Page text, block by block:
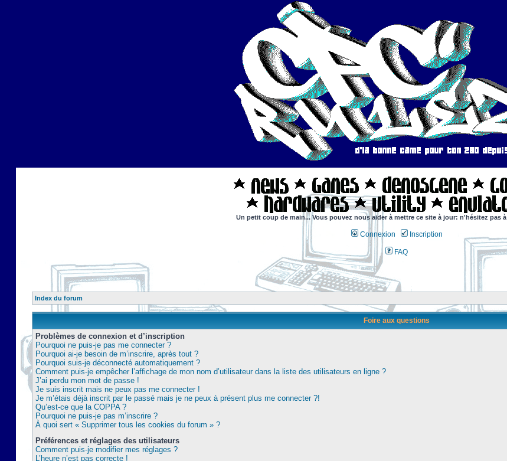
Un petit coup de main... Vous pouvez nous aider à mettre ce site à jour: n'hésitez pas à
Connexion Inscription
FAQ
Index du forum
Foire aux questions
Problèmes de connexion et d’inscription
Pourquoi ne puis-je pas me connecter ?
Pourquoi ai-je besoin de m’inscrire, après tout ?
Pourquoi suis-je déconnecté automatiquement ?
Comment puis-je empêcher l’affichage de mon nom d’utilisateur dans la liste des utilisateurs en ligne ?
J’ai perdu mon mot de passe !
Je suis inscrit mais ne peux pas me connecter !
Je m’étais déjà inscrit par le passé mais je ne peux à présent plus me connecter ?!
Qu’est-ce que la COPPA ?
Pourquoi ne puis-je pas m’inscrire ?
À quoi sert « Supprimer tous les cookies du forum » ?
Préférences et réglages des utilisateurs
Comment puis-je modifier mes réglages ?
L’heure n’est pas correcte !